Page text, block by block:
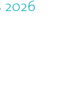
2026